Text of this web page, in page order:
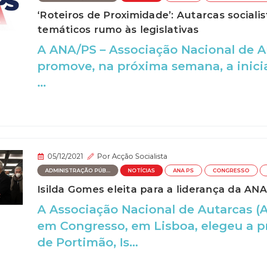
‘Roteiros de Proximidade’: Autarcas
temáticos rumo às legislativas
A ANA/PS – Associação Nacional de
promove, na próxima semana, a
...
05/12/2021 Por Acção Socialista
ADMINISTRAÇÃO PÚB... NOTÍCIAS ANA PS CONGRESSO
Isilda Gomes eleita para a liderança da
A Associação Nacional de Autarcas
em Congresso, em Lisboa, elegeu a
de Portimão, Is...